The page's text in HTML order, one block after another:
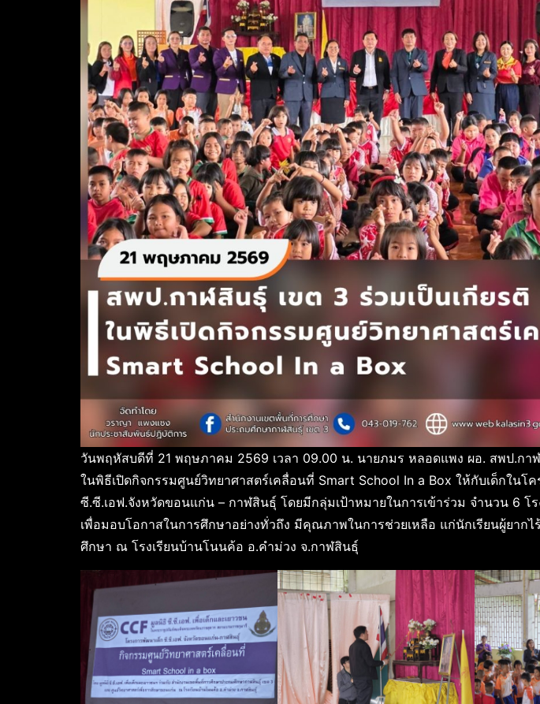
วันพฤหัสบดีที่ 21 พฤษภาคม 2569 เวลา 09.00 น. นายภมร หลอดแพง ผอ. สพป.กา
ในพิธีเปิดกิจกรรมศูนย์วิทยาศาสตร์เคลื่อนที่ Smart School In a Box ให้กับเด็กในโ
ซี.ซี.เอฟ.จังหวัดขอนแก่น – กาฬสินธุ์ โดยมีกลุ่มเป้าหมายในการเข้าร่วม จำนวน 6 โ
เพื่อมอบโอกาสในการศึกษาอย่างทั่วถึง มีคุณภาพในการช่วยเหลือ แก่นักเรียนผู้ยากไ
ศึกษา ณ โรงเรียนบ้านโนนค้อ อ.คำม่วง จ.กาฬสินธุ์